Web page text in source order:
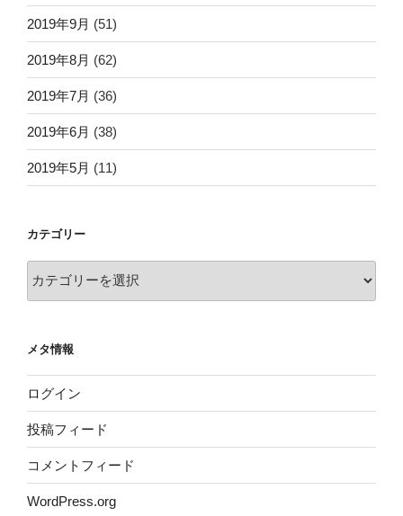
2019年9月 (51)
2019年8月 (62)
2019年7月 (36)
2019年6月 (38)
2019年5月 (11)
カテゴリー
テ
ー
メタ情報
ログイン
投稿フィード
コメントフィード
WordPress.org